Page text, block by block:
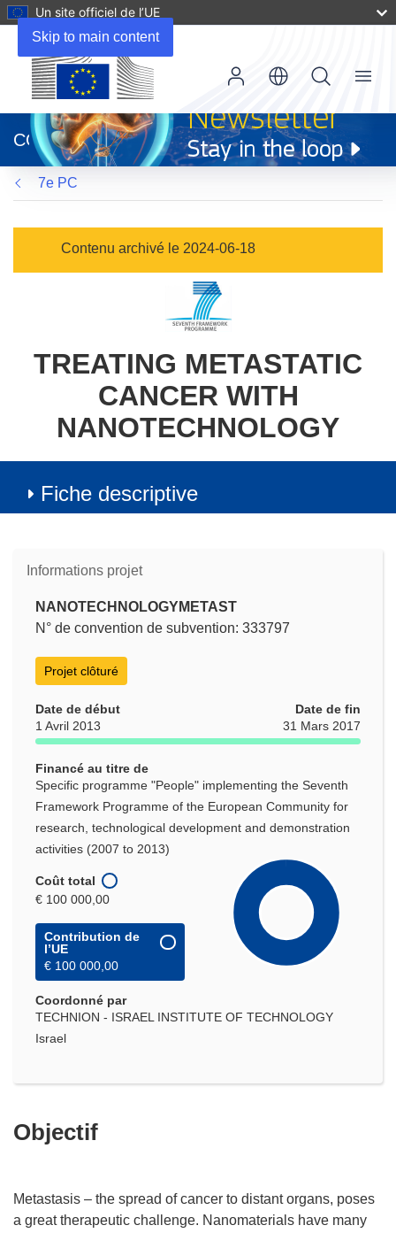
Skip to main content
Un site officiel de l’UE
dans
une
nouvelle
fenêtre)
CORDIS
Menu
7e PC
Contenu archivé le 2024-06-18
TREATING METASTATIC
CANCER WITH
NANOTECHNOLOGY
Fiche descriptive
Informations projet
NANOTECHNOLOGYMETAST
N° de convention de subvention: 333797
Projet clôturé
Date de début
1 Avril 2013
Date de fin
31 Mars 2017
Financé au titre de
Specific programme "People" implementing the Seventh
Framework Programme of the European Community for
research, technological development and demonstration
activities (2007 to 2013)
Coût total
€ 100 000,00
Contribution de
l’UE
€ 100 000,00
Coordonné par
TECHNION - ISRAEL INSTITUTE OF TECHNOLOGY
Israel
Objectif
Metastasis – the spread of cancer to distant organs, poses
a great therapeutic challenge. Nanomaterials have many